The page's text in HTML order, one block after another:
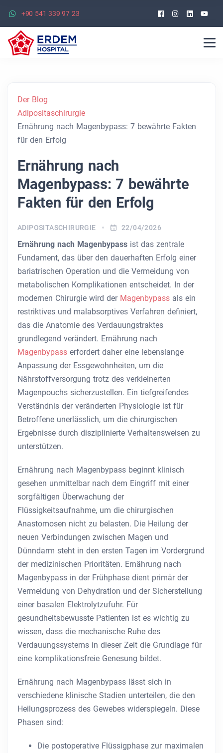
+90 541 339 97 23 Facebook
Der Blog
Adipositaschirurgie
Ernährung nach Magenbypass: 7 bewährte Fakten
für den Erfolg
Ernährung nach
Magenbypass: 7 bewährte
Fakten für den Erfolg
ADIPOSITASCHIRURGIE 22/04/2026
Ernährung nach Magenbypass ist das zentrale
Fundament, das über den dauerhaften Erfolg einer
bariatrischen Operation und die Vermeidung von
metabolischen Komplikationen entscheidet. In der
modernen Chirurgie wird der Magenbypass als ein
restriktives und malabsorptives Verfahren definiert,
das die Anatomie des Verdauungstraktes
grundlegend verändert. Ernährung nach
Magenbypass erfordert daher eine lebenslange
Anpassung der Essgewohnheiten, um die
Nährstoffversorgung trotz des verkleinerten
Magenpouchs sicherzustellen. Ein tiefgreifendes
Verständnis der veränderten Physiologie ist für
Betroffene unerlässlich, um die chirurgischen
Ergebnisse durch disziplinierte Verhaltensweisen zu
unterstützen.
Ernährung nach Magenbypass beginnt klinisch
gesehen unmittelbar nach dem Eingriff mit einer
sorgfältigen Überwachung der
Flüssigkeitsaufnahme, um die chirurgischen
Anastomosen nicht zu belasten. Die Heilung der
neuen Verbindungen zwischen Magen und
Dünndarm steht in den ersten Tagen im Vordergrund
der medizinischen Prioritäten. Ernährung nach
Magenbypass in der Frühphase dient primär der
Vermeidung von Dehydration und der Sicherstellung
einer basalen Elektrolytzufuhr. Für
gesundheitsbewusste Patienten ist es wichtig zu
wissen, dass die mechanische Ruhe des
Verdauungssystems in dieser Zeit die Grundlage für
eine komplikationsfreie Genesung bildet.
Ernährung nach Magenbypass lässt sich in
verschiedene klinische Stadien unterteilen, die den
Heilungsprozess des Gewebes widerspiegeln. Diese
Phasen sind:
Die postoperative Flüssigphase zur maximalen